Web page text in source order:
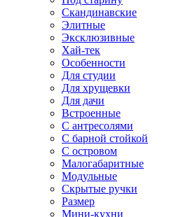
Скандинавские
Элитные
Эксклюзивные
Хай-тек
Особенности
Для студии
Для хрущевки
Для дачи
Встроенные
С антресолями
С барной стойкой
С островом
Малогабаритные
Модульные
Скрытые ручки
Размер
Мини-кухни